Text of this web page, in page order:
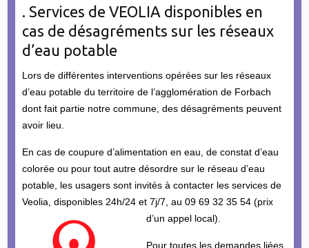
. Services de VEOLIA disponibles en
cas de désagréments sur les réseaux
d’eau potable
Lors de différentes interventions opérées sur les réseaux
d’eau potable du territoire de l’agglomération de Forbach
dont fait partie notre commune, des désagréments peuvent
avoir lieu.
En cas de coupure d’alimentation en eau, de constat d’eau
colorée ou pour tout autre désordre sur le réseau d’eau
potable, les usagers sont invités à contacter les services de
Veolia, disponibles 24h/24 et 7j/7, au 09 69 32 35 54 (prix
d’un appel local).
Pour toutes les demandes liées